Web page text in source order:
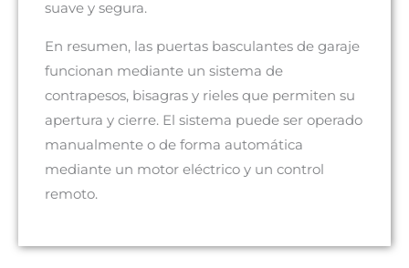
suave y segura.
En resumen, las puertas basculantes de garaje
funcionan mediante un sistema de
contrapesos, bisagras y rieles que permiten su
apertura y cierre. El sistema puede ser operado
manualmente o de forma automática
mediante un motor eléctrico y un control
remoto.